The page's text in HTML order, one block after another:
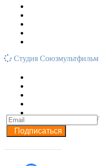
Студия Союзмультфильм
Подписывайся на рассылку
Подписаться